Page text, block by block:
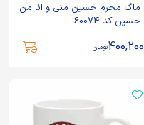
ماگ محرم حسین منی و انا من
حسین کد 60074
400,200تومان